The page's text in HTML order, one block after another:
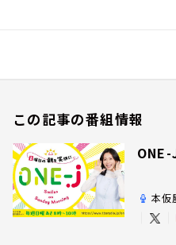
この記事の番組情報
ONE-
本仮